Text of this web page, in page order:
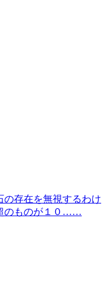
の存在を無視するわけ
のものが１０……